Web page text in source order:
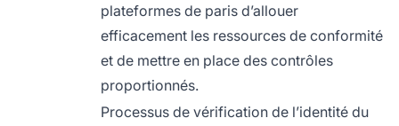
plateformes de paris d’allouer
efficacement les ressources de conformité
et de mettre en place des contrôles
proportionnés.
Processus de vérification de l’identité du